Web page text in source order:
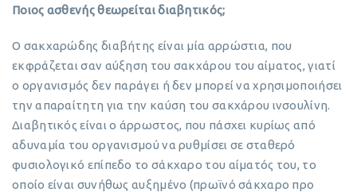
Ποιος ασθενής θεωρείται διαβητικός;
Ο σακχαρώδης διαβήτης είναι μία αρρώστια, που
εκφράζεται σαν αύξηση του σακχάρου του αίματος, γιατί
ο οργανισμός δεν παράγει ή δεν μπορεί να χρησιμοποιήσει
την απαραίτητη για την καύση του σακχάρου ινσουλίνη.
Διαβητικός είναι ο άρρωστος, που πάσχει κυρίως από
αδυναμία του οργανισμού να ρυθμίσει σε σταθερό
φυσιολογικό επίπεδο το σάκχαρο του αίματός του, το
οποίο είναι συνήθως αυξημένο (πρωϊνό σάκχαρο προ